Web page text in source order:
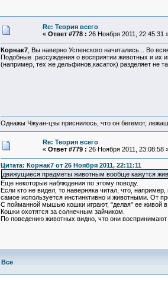
Re: Теория всего
« Ответ #778 : 26 Ноября 2011, 22:45:31
Корнак7, Вы наверно Успенского начитались... Во
Подобные рассуждения о восприятии животных и их
(например, тех же дельфинов,касаток) разделяет не
Однажы Чжуан-цзы приснилось, что он бегемот,
Re: Теория всего
« Ответ #779 : 26 Ноября 2011, 23:08:58
Цитата: Корнак7 от 26 Ноября 2011, 22:11:11
движущиеся предметы животным вообще кажутся
Еще некоторые наблюдения по этому поводу.
Если кто не видел, то наверняка читал, что,
самое используется инстинктивно и животными. От
С пойманной мышью кошки играют, "делая" ее живой в
Кошки охотятся за солнечным зайчиком.
По поведению животных видно, что они воспринимают
Все